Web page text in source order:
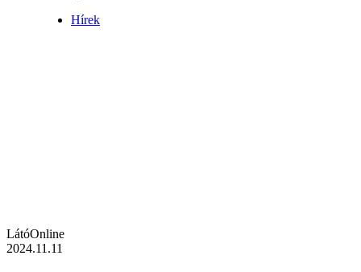
Hírek
LátóOnline
2024.11.11